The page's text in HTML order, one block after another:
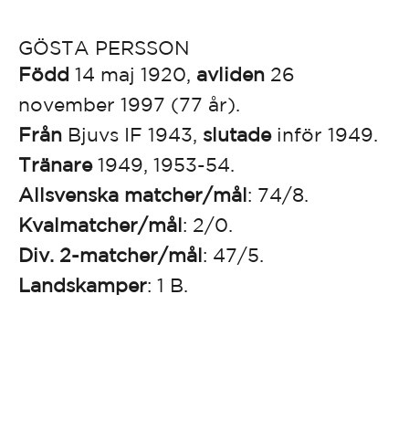
GÖSTA PERSSON
Född 14 maj 1920, avliden 26
november 1997 (77 år).
Från Bjuvs IF 1943, slutadeinför 1949.
Tränare1949, 1953-54.
Allsvenska matcher/mål: 74/8.
Kvalmatcher/mål: 2/0.
Div. 2-matcher/mål: 47/5.
Landskamper: 1 B.